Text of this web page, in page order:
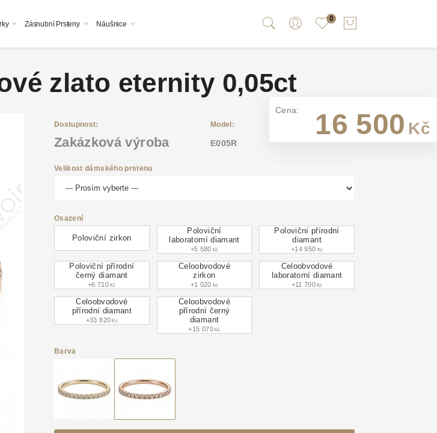
Zásnubní Prsteny Náušnice
0
Cena: 16 500 Kč
zlato eternity 0,05ct
Dostupnost: Model:
Zakázková výroba E005R
Velikost dámského prstenu
Osazení
Poloviční zirkon
Poloviční
laboratorní diamant
+5 580 Kč
Poloviční přírodní
diamant
+14 950 Kč
Poloviční přírodní
černý diamant
+6 710 Kč
Celoobvodové
zirkon
+1 020 Kč
Celoobvodové
laboratorní diamant
+11 700 Kč
Celoobvodové
přírodní diamant
+33 820 Kč
Celoobvodové
přírodní černý
diamant
+15 070 Kč
Barva